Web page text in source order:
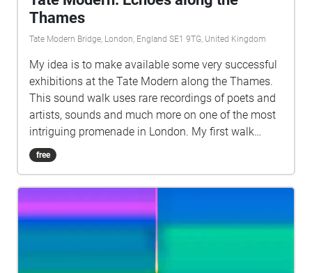
Thames
Tate Modern Bridge, London, England SE1 9TG, United Kingdom
My idea is to make available some very successful
exhibitions at the Tate Modern along the Thames.
This sound walk uses rare recordings of poets and
artists, sounds and much more on one of the most
intriguing promenade in London. My first walk
along the Thames begins at the Tate Modern and is
dedicated to Bruce Nauman and his sound
together 22 recordings of texts taken from earlier
works that span almost 40 years of his career.
Walking through the Thames you can now listen
or maybe just to themselves, in a variety of styles.
free